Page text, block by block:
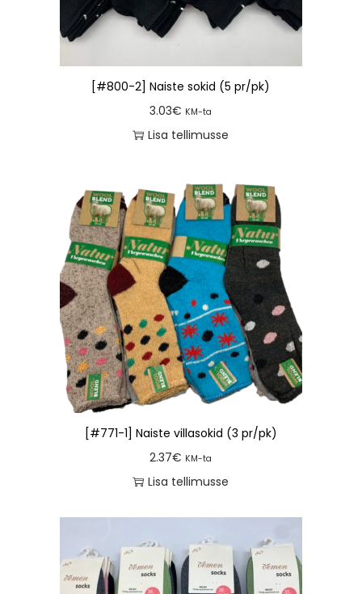
[#800-2] Naiste sokid (5 pr/pk)
3.03€ KM-ta
Lisa tellimusse
[#771-1] Naiste villasokid (3 pr/pk)
2.37€ KM-ta
Lisa tellimusse